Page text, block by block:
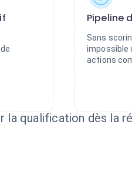
Pipeline
Sans
impossible
actions
qualification dès la